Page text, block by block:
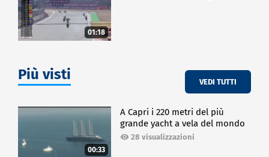
01:18
Più visti VEDI TUTTI
00:33
A Capri i 220 metri del più
grande yacht a vela del mondo
28 visualizzazioni